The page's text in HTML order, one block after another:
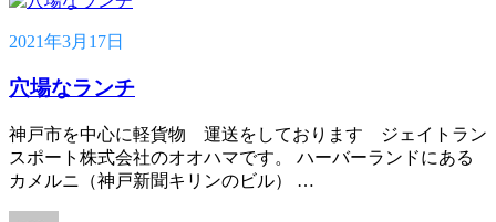
2021年3月17日
穴場なランチ
神戸市を中心に軽貨物 運送をしております ジェイトラン
スポート株式会社のオオハマです。 ハーバーランドにある
カメルニ（神戸新聞キリンのビル） …